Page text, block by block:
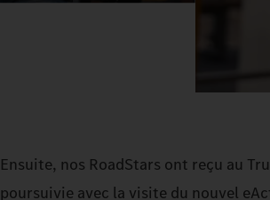
Ensuite, nos RoadStars ont reçu au
poursuivie avec la visite du nouvel